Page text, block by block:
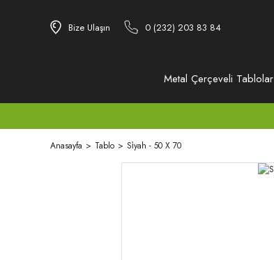
Bize Ulaşın 0 (232) 203 83 84
Metal Çerçeveli Tablolar
Anasayfa Tablo Si̇yah - 50 X 70